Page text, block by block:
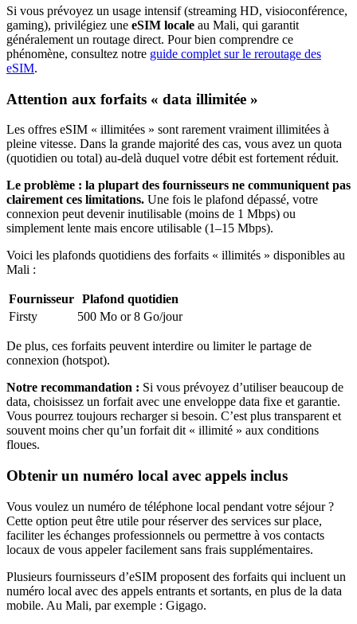
Si vous prévoyez un usage intensif (streaming HD, visioconférence,
gaming), privilégiez une eSIM locale au Mali, qui garantit
généralement un routage direct. Pour bien comprendre ce
phénomène, consultez notre guide complet sur le reroutage des
eSIM.
Attention aux forfaits « data illimitée »
Les offres eSIM « illimitées » sont rarement vraiment illimitées à
pleine vitesse. Dans la grande majorité des cas, vous avez un quota
(quotidien ou total) au-delà duquel votre débit est fortement réduit.
Le problème : la plupart des fournisseurs ne communiquent pas
clairement ces limitations. Une fois le plafond dépassé, votre
connexion peut devenir inutilisable (moins de 1 Mbps) ou
simplement lente mais encore utilisable (1–15 Mbps).
Voici les plafonds quotidiens des forfaits « illimités » disponibles au
Mali :
Fournisseur Plafond quotidien
Firsty
500 Mo or 8 Go/jour
De plus, ces forfaits peuvent interdire ou limiter le partage de
connexion (hotspot).
Notre recommandation : Si vous prévoyez d’utiliser beaucoup de
data, choisissez un forfait avec une enveloppe data fixe et garantie.
Vous pourrez toujours recharger si besoin. C’est plus transparent et
souvent moins cher qu’un forfait dit « illimité » aux conditions
floues.
Obtenir un numéro local avec appels inclus
Vous voulez un numéro de téléphone local pendant votre séjour ?
Cette option peut être utile pour réserver des services sur place,
faciliter les échanges professionnels ou permettre à vos contacts
locaux de vous appeler facilement sans frais supplémentaires.
Plusieurs fournisseurs d’eSIM proposent des forfaits qui incluent un
numéro local avec des appels entrants et sortants, en plus de la data
mobile. Au Mali, par exemple : Gigago.